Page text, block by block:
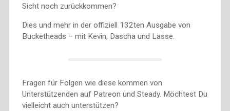
Sicht noch zurückkommen?
Dies und mehr in der offiziell 132ten Ausgabe von
Bucketheads – mit Kevin, Dascha und Lasse.
Fragen für Folgen wie diese kommen von
Unterstützenden auf Patreon und Steady. Möchtest Du
vielleicht auch unterstützen?